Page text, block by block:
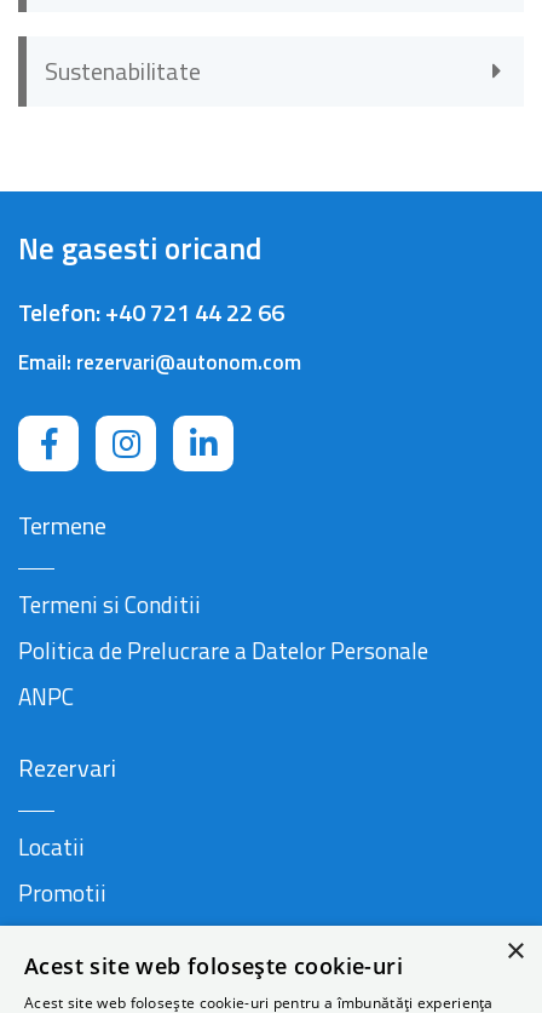
Sustenabilitate
Ne gasesti oricand
Telefon:+40 721 44 22 66
Email: rezervari@autonom.com
Termene
Termeni si Conditii
Politica de Prelucrare a Datelor Personale
ANPC
Rezervari
Locatii
Promotii
×
Acest site web folosește cookie-uri
Acest site web folosește cookie-uri pentru a îmbunătăți experiența